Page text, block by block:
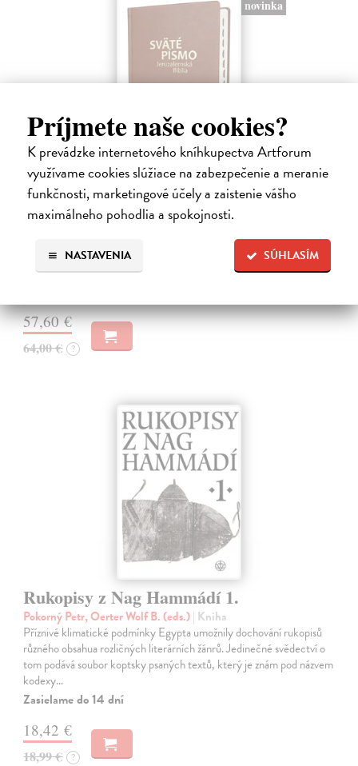
Príjmete naše cookies?
K prevádzke internetového kníhkupectva Artforum
využívame cookies slúžiace na zabezpečenie a meranie
funkčnosti, marketingové účely a zaistenie vášho
maximálneho pohodlia a spokojnosti.
SÚHLASÍM
NASTAVENIA
novinka
Sväté písmo - Jeruzalemská Biblia (veľký
formát) hnedá obálka
kolektív autorov| Kniha
Vydanie obsahuje označenie jednotlivých biblických kníh - praktické
palcové indexátory, ktoré umožnia rýchle vyhľadanie príslušnej knihy.
V skromnom zozname slovenských katolíckych prekladov Biblie má…
57,60 €
64,00 € ?
Rukopisy z Nag Hammádí 1.
Pokorný Petr, Oerter Wolf B. (eds.)| Kniha
Příznivé klimatické podmínky Egypta umožnily dochování rukopisů
různého obsahua rozličných literárních žánrů. Jedinečné svědectví o
tom podává soubor koptsky psaných textů, který je znám pod názvem
kodexy…
Zasielame do 14 dní
18,42 €
18,99 € ?